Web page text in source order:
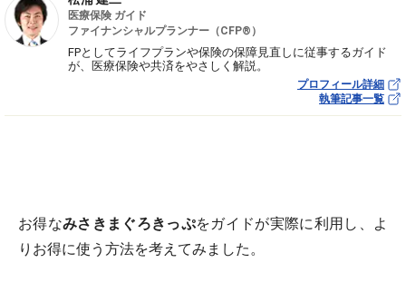
医療保険 ガイド
ファイナンシャルプランナー（CFP®）
FPとしてライフプランや保険の保障見直しに従事するガイド
が、医療保険や共済をやさしく解説。
プロフィール詳細
執筆記事一覧
お得なみさきまぐろきっぷをガイドが実際に利用し、よ
りお得に使う方法を考えてみました。